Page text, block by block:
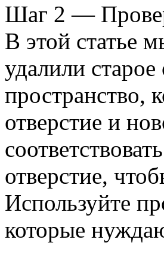
Шаг 2 —
В этой статье
удалили
пространство,
отверстие и
отверстие,
Используйте
которые